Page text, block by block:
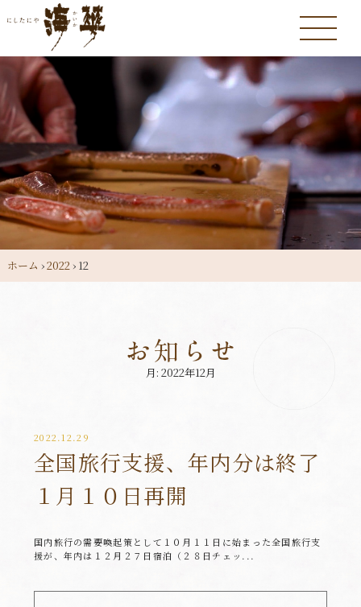
ホーム ›2022›12
月: 2022年12月
2022.12.29
全国旅行支援、年内分は終了
１月１０日再開
国内旅行の需要喚起策として１０月１１日に始まった全国旅行支
援が、年内は１２月２７日宿泊（２８日チェッ...